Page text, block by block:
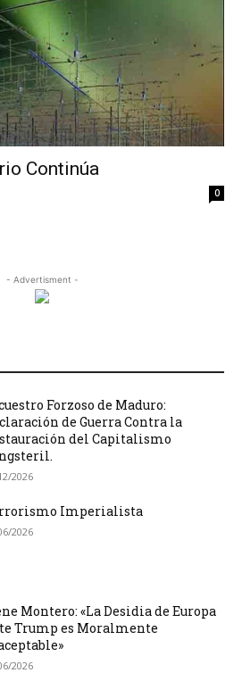
Continúa
0
- Advertisment -
Forzoso de Maduro:
de Guerra Contra la
del Capitalismo
2026
Imperialista
2026
Montero: «La Desidia de Europa
Trump es Moralmente
2026